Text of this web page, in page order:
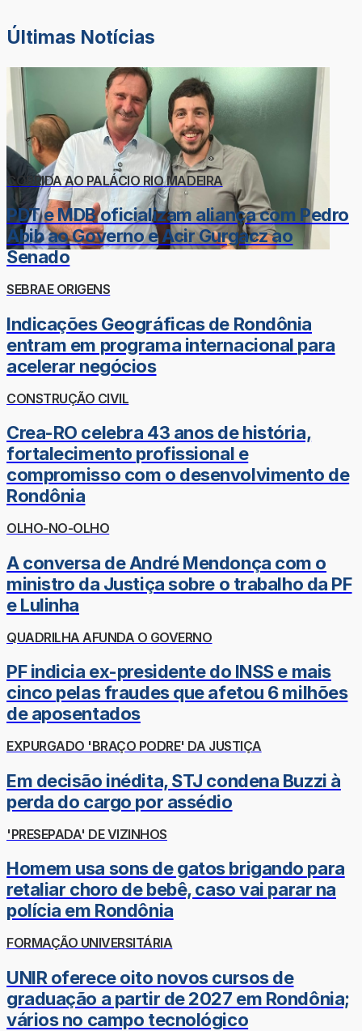
Últimas Notícias
CORRIDA AO PALÁCIO RIO MADEIRA
PDT e MDB oficializam aliança com Pedro
Abib ao Governo e Acir Gurgacz ao
Senado
SEBRAE ORIGENS
Indicações Geográficas de Rondônia
entram em programa internacional para
acelerar negócios
CONSTRUÇÃO CIVIL
Crea-RO celebra 43 anos de história,
fortalecimento profissional e
compromisso com o desenvolvimento de
Rondônia
OLHO-NO-OLHO
A conversa de André Mendonça com o
ministro da Justiça sobre o trabalho da PF
e Lulinha
QUADRILHA AFUNDA O GOVERNO
PF indicia ex-presidente do INSS e mais
cinco pelas fraudes que afetou 6 milhões
de aposentados
EXPURGADO 'BRAÇO PODRE' DA JUSTIÇA
Em decisão inédita, STJ condena Buzzi à
perda do cargo por assédio
'PRESEPADA' DE VIZINHOS
Homem usa sons de gatos brigando para
retaliar choro de bebê, caso vai parar na
polícia em Rondônia
FORMAÇÃO UNIVERSITÁRIA
UNIR oferece oito novos cursos de
graduação a partir de 2027 em Rondônia;
vários no campo tecnológico